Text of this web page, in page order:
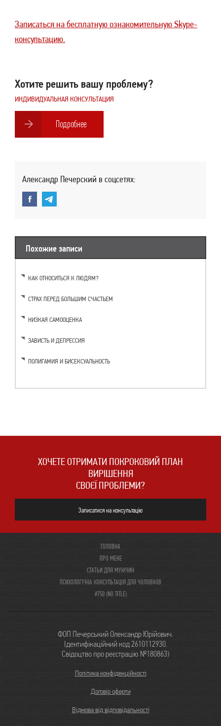
Записаться на бесплатную ознакомительную Skype-
консультацию.
Хотите решить вашу проблему?
ИНДИВИДУАЛЬНАЯ КОНСУЛЬТАЦИЯ
Александр Печерский в соцсетях:
Похожие записи
КАК ОТНОСИТЬСЯ К ЛЮДЯМ?
СТРАХ ПЕРЕД БОЛЬШИМ СЧАСТЬЕМ
НИЗКАЯ САМООЦЕНКА
ЗАВИСТЬ И ДЕПРЕССИЯ
ПОЛИГАМИЯ И БИСЕКСУАЛЬНОСТЬ
ХОЧЕТЕ ОТРИМАТИ ПОКРОКОВИЙ ПЛАН
ВИРІШЕННЯ
СВОЄЇ ПРОБЛЕМИ?
Записатися на консультацію
ГОЛОВНА
ПРО МЕНЕ
СТАТЬИ ДЛЯ МУЖЧИН
ПСИХОЛОГІЧНА КОНСУЛЬТАЦІЯ ДЛЯ ЧОЛОВІКІВ
#750 (NO TITLE)
ФОП Печерський Олександр Юрійович.
Ідентифікаційний код 2610112930.
Свідоцтво про реєстрацію №180863)
Політика конфіденційності
Договір оферти
Відмова від відповідальності